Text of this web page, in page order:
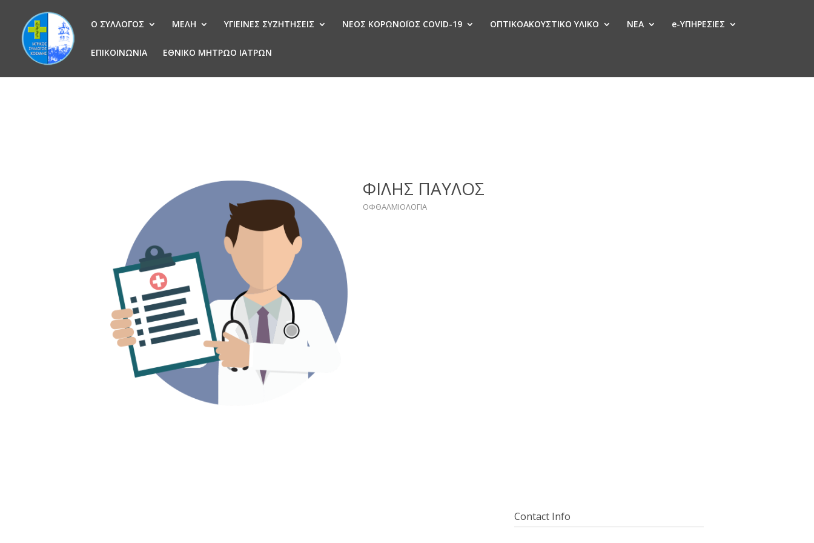
Ο ΣΥΛΛΟΓΟΣ ΜΕΛΗ ΥΓΙΕΙΝΕΣ ΣΥΖΗΤΗΣΕΙΣ ΝΕΟΣ ΚΟΡΩΝΟΪΟΣ COVID-19 ΟΠΤΙΚΟΑΚΟΥΣΤΙΚΟ ΥΛΙΚΟ ΝΕΑ e-ΥΠΗΡΕΣΙΕΣ
ΕΠΙΚΟΙΝΩΝΙΑ ΕΘΝΙΚΟ ΜΗΤΡΩΟ ΙΑΤΡΩΝ
ΦΙΛΗΣ ΠΑΥΛΟΣ
ΟΦΘΑΛΜΙΟΛΟΓΙΑ
Contact Info